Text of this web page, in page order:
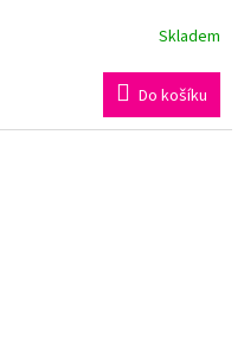
Skladem
Do košíku